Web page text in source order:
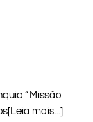
“Missão
mais...]